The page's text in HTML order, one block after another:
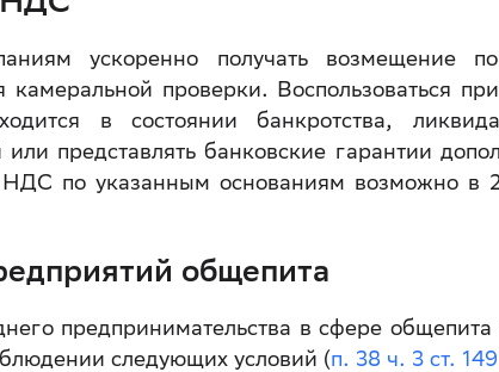
ускоренно получать возмещение
проверки. Воспользоваться
в состоянии банкротства,
представлять банковские гарантии
по указанным основаниям возможно в
общепита
предпринимательства в сфере общепита
следующих условий (п. 38 ч. 3 ст.